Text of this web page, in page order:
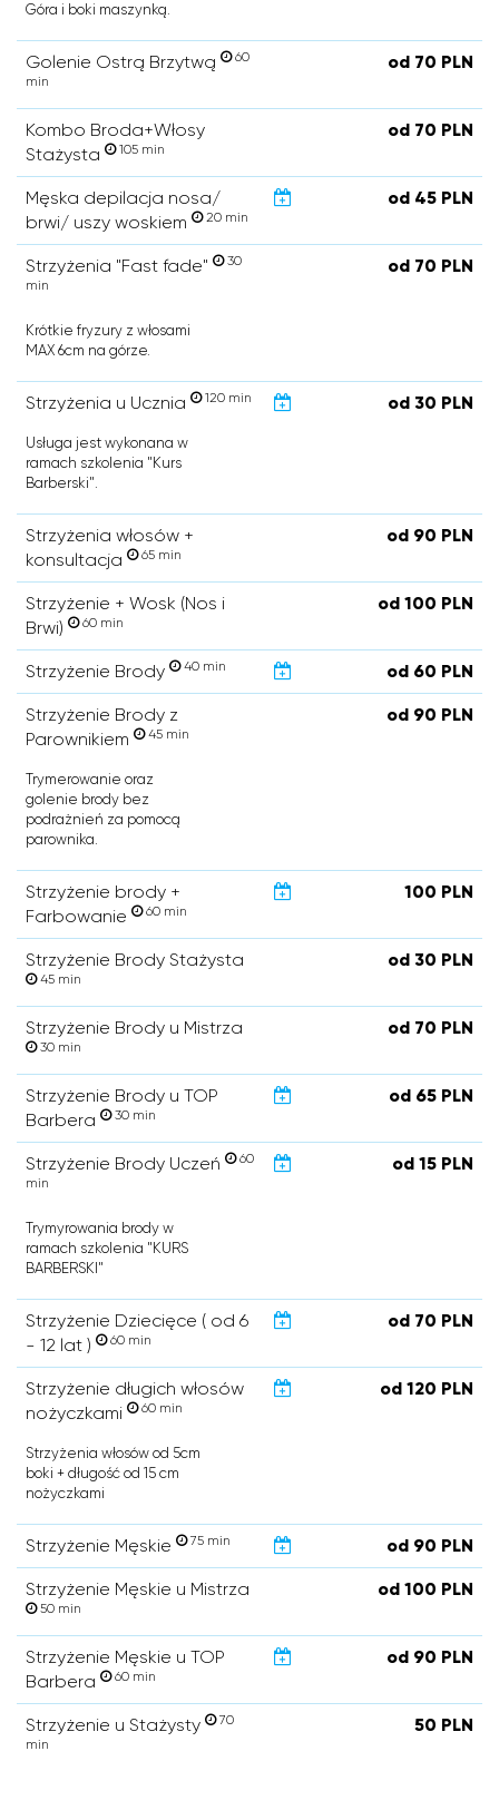
Góra i boki maszynką.
Golenie Ostrą Brzytwą
60
min
od 70 PLN
Kombo Broda+Włosy
Stażysta
105 min
od 70 PLN
Męska depilacja nosa/
brwi/ uszy woskiem
20 min
od 45 PLN
Strzyżenia "Fast fade"
30
min
od 70 PLN
Krótkie fryzury z włosami
MAX 6cm na górze.
Strzyżenia u Ucznia 120 min od 30 PLN
Usługa jest wykonana w
ramach szkolenia "Kurs
Barberski".
Strzyżenia włosów +
konsultacja
65 min
od 90 PLN
Strzyżenie + Wosk (Nos i
Brwi)
60 min
od 100 PLN
Strzyżenie Brody 40 min od 60 PLN
Strzyżenie Brody z
Parownikiem
45 min
od 90 PLN
Trymerowanie oraz
golenie brody bez
podrażnień za pomocą
parownika.
Strzyżenie brody +
Farbowanie
60 min
100 PLN
Strzyżenie Brody Stażysta
45 min
od 30 PLN
Strzyżenie Brody u Mistrza
30 min
od 70 PLN
Strzyżenie Brody u TOP
Barbera
30 min
od 65 PLN
Strzyżenie Brody Uczeń
60
min
od 15 PLN
Trymyrowania brody w
ramach szkolenia "KURS
BARBERSKI"
Strzyżenie Dziecięce ( od 6
- 12 lat )
60 min
od 70 PLN
Strzyżenie długich włosów
nożyczkami
60 min
od 120 PLN
Strzyżenia włosów od 5cm
boki + długość od 15 cm
nożyczkami
Strzyżenie Męskie 75 min od 90 PLN
Strzyżenie Męskie u Mistrza
50 min
od 100 PLN
Strzyżenie Męskie u TOP
Barbera
60 min
od 90 PLN
Strzyżenie u Stażysty
70
min
50 PLN